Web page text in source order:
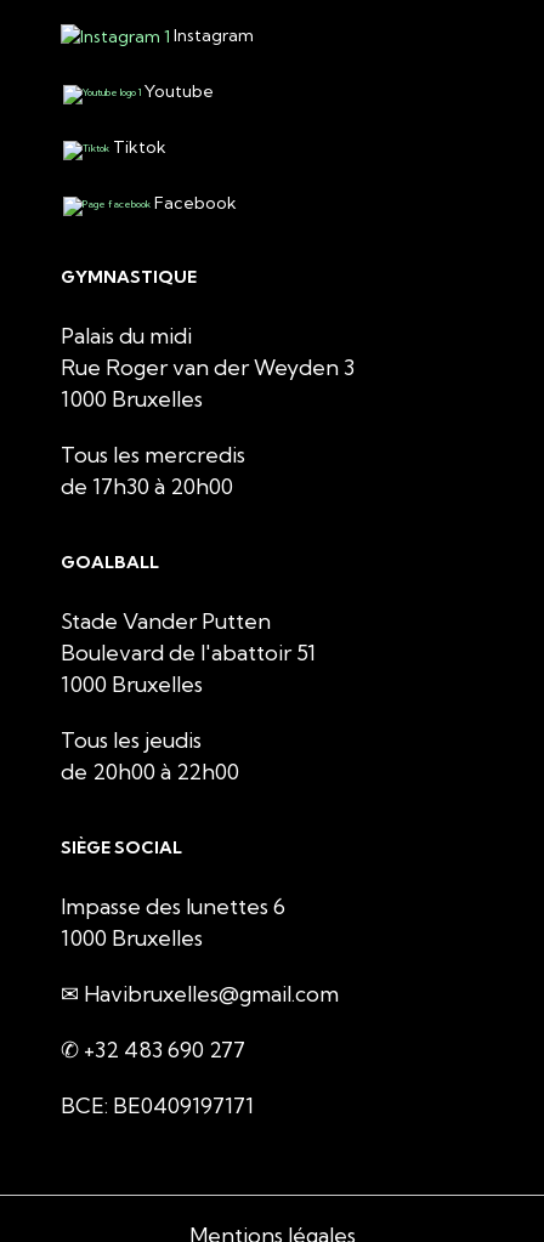
Instagram
Youtube
Tiktok
Facebook
GYMNASTIQUE
Palais du midi
Rue Roger van der Weyden 3
1000 Bruxelles
Tous les mercredis
de 17h30 à 20h00
GOALBALL
Stade Vander Putten
Boulevard de l'abattoir 51
1000 Bruxelles
Tous les jeudis
de 20h00 à 22h00
SIÈGE SOCIAL
Impasse des lunettes 6
1000 Bruxelles
✉ Havibruxelles@gmail.com
✆ +32 483 690 277
BCE: BE0409197171
Mentions légales